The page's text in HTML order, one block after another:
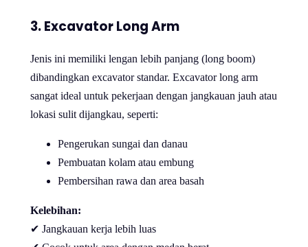
3. Excavator Long Arm
Jenis ini memiliki lengan lebih panjang (long boom)
dibandingkan excavator standar. Excavator long arm
sangat ideal untuk pekerjaan dengan jangkauan jauh atau
lokasi sulit dijangkau, seperti:
Pengerukan sungai dan danau
Pembuatan kolam atau embung
Pembersihan rawa dan area basah
Kelebihan:
✔ Jangkauan kerja lebih luas